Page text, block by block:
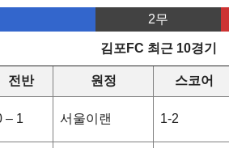
2무
김포FC 최근 10경기
전반 원정 스코어
– 1 서울이랜 1-2